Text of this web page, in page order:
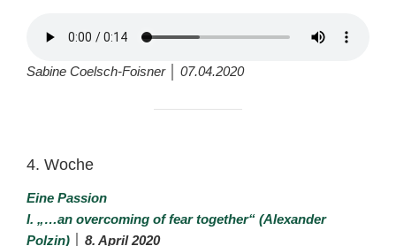
Sabine Coelsch-Foisner │ 07.04.2020
4. Woche
Eine Passion
I. „…an overcoming of fear together“ (Alexander
Polzin)
│ 8. April 2020